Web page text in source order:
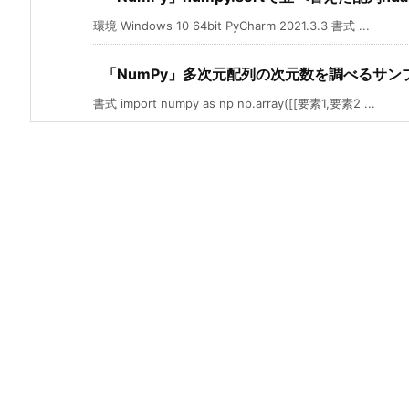
環境 Windows 10 64bit PyCharm 2021.3.3 書式 ...
「NumPy」多次元配列の次元数を調べるサン
書式 import numpy as np np.array([[要素1,要素2 ...